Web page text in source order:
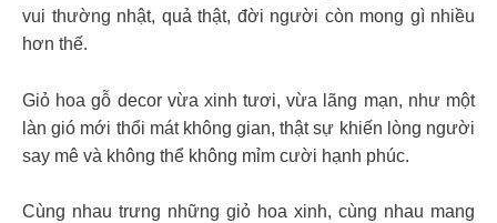
vui thường nhật, quả thật, đời người còn mong gì nhiều
hơn thế.
Giỏ hoa gỗ decor vừa xinh tươi, vừa lãng mạn, như một
làn gió mới thổi mát không gian, thật sự khiến lòng người
say mê và không thể không mỉm cười hạnh phúc.
Cùng nhau trưng những giỏ hoa xinh, cùng nhau mang